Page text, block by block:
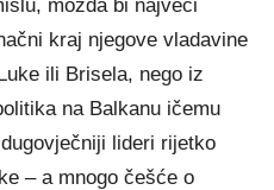
možda bi najveći
kraj njegove vladavine
ili Brisela, nego iz
na Balkanu ičemu
lideri rijetko
– a mnogo češće o